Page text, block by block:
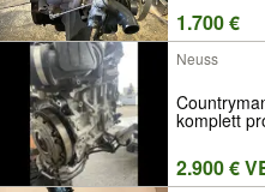
1.700 €
Neuss
komplett
2.900 €